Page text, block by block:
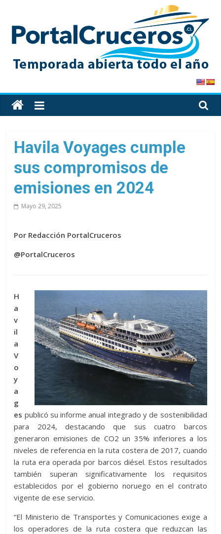
content
PortalCruceros
Toda
la
de
cruceros
en
un
solo
Havila Voyages cumple
sus compromisos de
emisiones en 2024
Mayo 29, 2025
Por Redacción PortalCruceros
@PortalCruceros
H
a
v
il
a
V
o
y
a
g
es publicó su informe anual integrado y de sostenibilidad
para 2024, destacando que sus cuatro barcos
generaron emisiones de CO2 un 35% inferiores a los
niveles de referencia en la ruta costera de 2017, cuando
la ruta era operada por barcos diésel. Estos resultados
también superan significativamente los requisitos
establecidos por el gobierno noruego en el contrato
vigente de ese servicio.
“El Ministerio de Transportes y Comunicaciones exige a
los operadores de la ruta costera que reduzcan las